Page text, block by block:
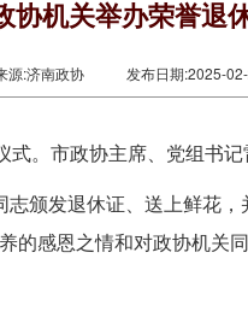
协机关举办荣誉退
源:济南政协 发布日期:2025-
。市政协主席、党组书记
颁发退休证、送上鲜花
的感恩之情和对政协机关